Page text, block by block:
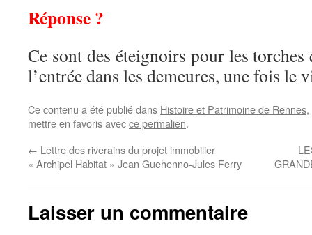
Réponse ?
Ce sont des éteignoirs pour les
l’entrée dans les demeures, une fois le
Ce contenu a été publié dans Histoire et Patrimoine de Rennes,
mettre en favoris avecce permalien.
← Lettre des riverains du projet immobilier
« Archipel Habitat » Jean Guehenno-Jules Ferry
Laisser un commentaire